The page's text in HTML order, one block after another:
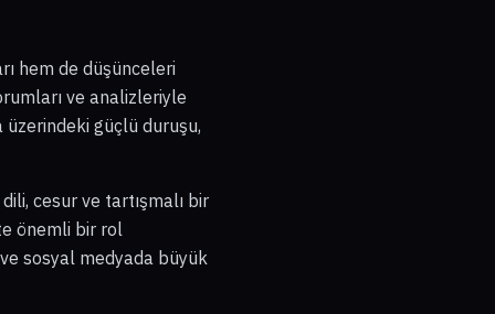
hem de düşünceleri
ve analizleriyle
güçlü duruşu,
cesur ve tartışmalı bir
önemli bir rol
sosyal medyada büyük